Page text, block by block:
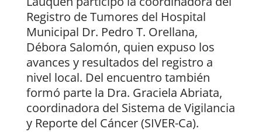
Registro de Tumores del Hospital
Municipal Dr. Pedro T. Orellana,
Débora Salomón, quien expuso los
avances y resultados del registro a
nivel local. Del encuentro también
formó parte la Dra. Graciela Abriata,
coordinadora del Sistema de Vigilancia
y Reporte del Cáncer (SIVER-Ca).